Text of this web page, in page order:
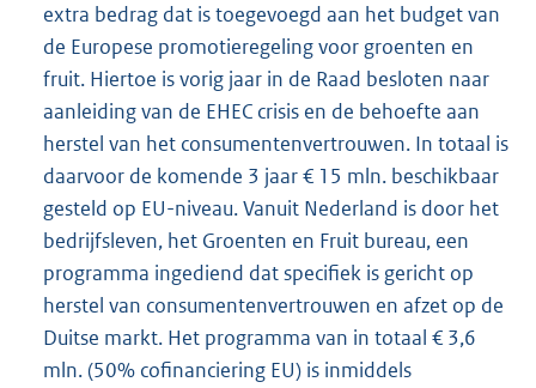
extra bedrag dat is toegevoegd aan het budget van
de Europese promotieregeling voor groenten en
fruit. Hiertoe is vorig jaar in de Raad besloten naar
aanleiding van de EHEC crisis en de behoefte aan
herstel van het consumentenvertrouwen. In totaal is
daarvoor de komende 3 jaar € 15 mln. beschikbaar
gesteld op EU-niveau. Vanuit Nederland is door het
bedrijfsleven, het Groenten en Fruit bureau, een
programma ingediend dat specifiek is gericht op
herstel van consumentenvertrouwen en afzet op de
Duitse markt. Het programma van in totaal € 3,6
mln. (50% cofinanciering EU) is inmiddels